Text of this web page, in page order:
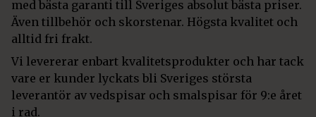
med bästa garanti till Sveriges absolut bästa priser.
Även tillbehör och skorstenar. Högsta kvalitet och
alltid fri frakt.
Vi levererar enbart kvalitetsprodukter och har tack
vare er kunder lyckats bli Sveriges största
leverantör av vedspisar och smalspisar för 9:e året
i rad.